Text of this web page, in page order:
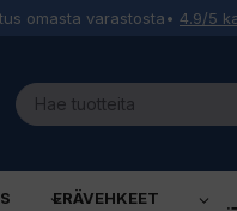
omasta varastosta• 4.9/5
ERÄVEHKEET